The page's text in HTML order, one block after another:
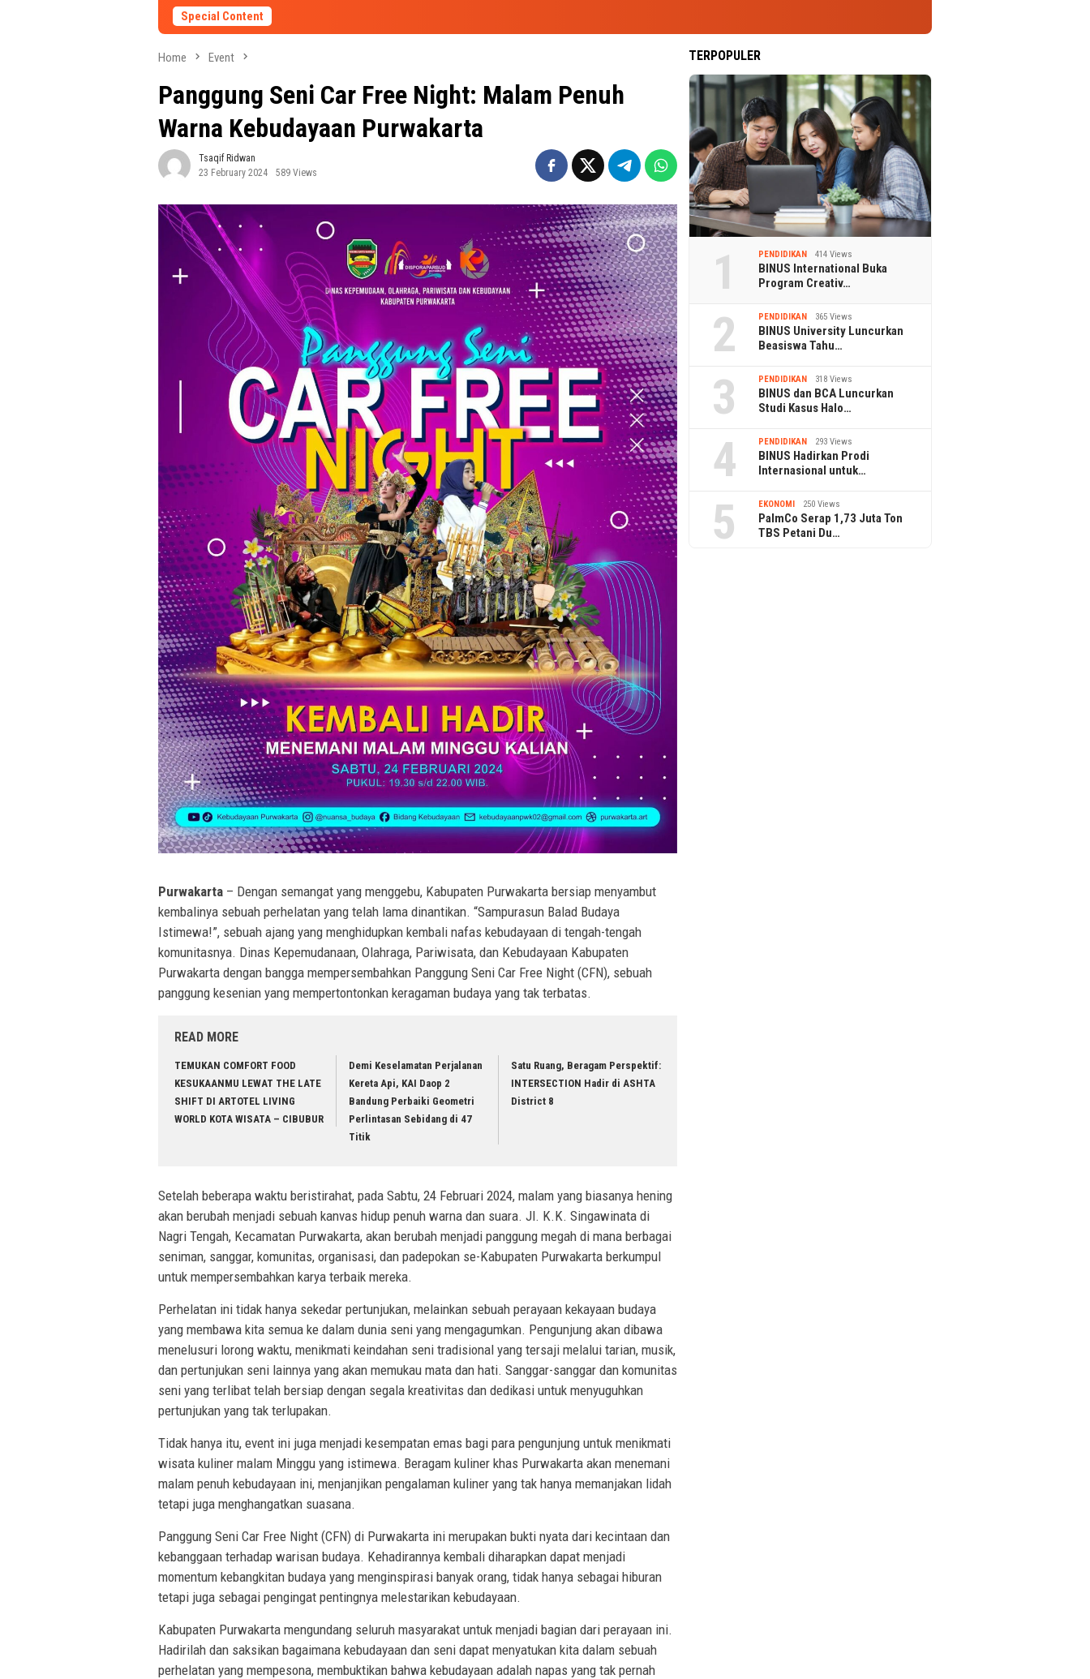
Special Content
Home Event
Panggung Seni Car Free Night: Malam Penuh
Warna Kebudayaan Purwakarta
Tsaqif Ridwan
23 February 2024
589 Views
Purwakarta – Dengan semangat yang menggebu, Kabupaten Purwakarta bersiap menyambut
kembalinya sebuah perhelatan yang telah lama dinantikan. “Sampurasun Balad Budaya
Istimewa!”, sebuah ajang yang menghidupkan kembali nafas kebudayaan di tengah-tengah
komunitasnya. Dinas Kepemudanaan, Olahraga, Pariwisata, dan Kebudayaan Kabupaten
Purwakarta dengan bangga mempersembahkan Panggung Seni Car Free Night (CFN), sebuah
panggung kesenian yang mempertontonkan keragaman budaya yang tak terbatas.
READ MORE
TEMUKAN COMFORT FOOD
KESUKAANMU LEWAT THE LATE
SHIFT DI ARTOTEL LIVING
WORLD KOTA WISATA – CIBUBUR
Demi Keselamatan Perjalanan
Kereta Api, KAI Daop 2
Bandung Perbaiki Geometri
Perlintasan Sebidang di 47
Titik
Satu Ruang, Beragam Perspektif:
INTERSECTION Hadir di ASHTA
District 8
Setelah beberapa waktu beristirahat, pada Sabtu, 24 Februari 2024, malam yang biasanya hening
akan berubah menjadi sebuah kanvas hidup penuh warna dan suara. Jl. K.K. Singawinata di
Nagri Tengah, Kecamatan Purwakarta, akan berubah menjadi panggung megah di mana berbagai
seniman, sanggar, komunitas, organisasi, dan padepokan se-Kabupaten Purwakarta berkumpul
untuk mempersembahkan karya terbaik mereka.
Perhelatan ini tidak hanya sekedar pertunjukan, melainkan sebuah perayaan kekayaan budaya
yang membawa kita semua ke dalam dunia seni yang mengagumkan. Pengunjung akan dibawa
menelusuri lorong waktu, menikmati keindahan seni tradisional yang tersaji melalui tarian, musik,
dan pertunjukan seni lainnya yang akan memukau mata dan hati. Sanggar-sanggar dan komunitas
seni yang terlibat telah bersiap dengan segala kreativitas dan dedikasi untuk menyuguhkan
pertunjukan yang tak terlupakan.
Tidak hanya itu, event ini juga menjadi kesempatan emas bagi para pengunjung untuk menikmati
wisata kuliner malam Minggu yang istimewa. Beragam kuliner khas Purwakarta akan menemani
malam penuh kebudayaan ini, menjanjikan pengalaman kuliner yang tak hanya memanjakan lidah
tetapi juga menghangatkan suasana.
Panggung Seni Car Free Night (CFN) di Purwakarta ini merupakan bukti nyata dari kecintaan dan
kebanggaan terhadap warisan budaya. Kehadirannya kembali diharapkan dapat menjadi
momentum kebangkitan budaya yang menginspirasi banyak orang, tidak hanya sebagai hiburan
tetapi juga sebagai pengingat pentingnya melestarikan kebudayaan.
Kabupaten Purwakarta mengundang seluruh masyarakat untuk menjadi bagian dari perayaan ini.
Hadirilah dan saksikan bagaimana kebudayaan dan seni dapat menyatukan kita dalam sebuah
perhelatan yang mempesona, membuktikan bahwa kebudayaan adalah napas yang tak pernah
TERPOPULER
1 PENDIDIKAN 414 Views
BINUS International Buka
Program Creativ…
2 PENDIDIKAN 365 Views
BINUS University Luncurkan
Beasiswa Tahu…
3 PENDIDIKAN 318 Views
BINUS dan BCA Luncurkan
Studi Kasus Halo…
4 PENDIDIKAN 293 Views
BINUS Hadirkan Prodi
Internasional untuk…
5 EKONOMI 250 Views
PalmCo Serap 1,73 Juta Ton
TBS Petani Du…